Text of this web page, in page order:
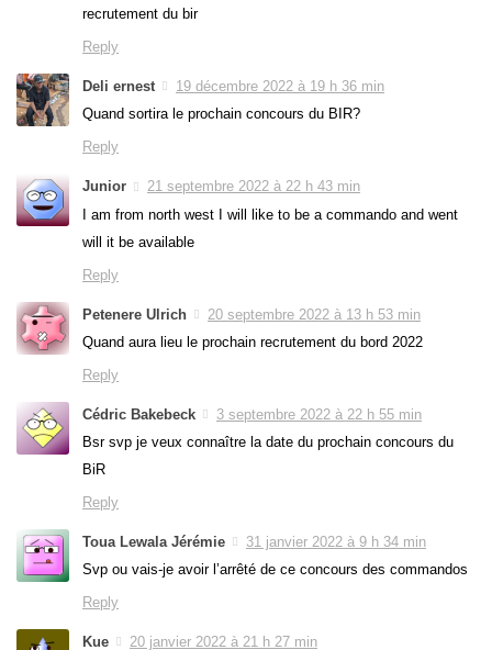
recrutement du bir
Reply
Deli ernest
19 décembre 2022 à 19 h 36 min
Quand sortira le prochain concours du BIR?
Reply
Junior
21 septembre 2022 à 22 h 43 min
I am from north west I will like to be a commando and went
will it be available
Reply
Petenere Ulrich
20 septembre 2022 à 13 h 53 min
Quand aura lieu le prochain recrutement du bord 2022
Reply
Cédric Bakebeck
3 septembre 2022 à 22 h 55 min
Bsr svp je veux connaître la date du prochain concours du
BiR
Reply
Toua Lewala Jérémie
31 janvier 2022 à 9 h 34 min
Svp ou vais-je avoir l’arrêté de ce concours des commandos
Reply
Kue
20 janvier 2022 à 21 h 27 min